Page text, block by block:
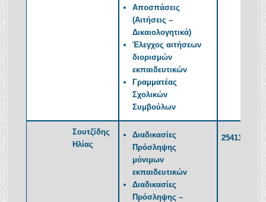
Αποσπάσεις
(Αιτήσεις –
Δικαιολογητικά)
Έλεγχος αιτήσεων
διορισμών
εκπαιδευτικών
Γραμματέας
Σχολικών
Συμβούλων
Σουτζίδης
Ηλίας
Διαδικασίες
Πρόσληψης
μόνιμων
εκπαιδευτικών
Διαδικασίες
Πρόσληψης –
2541350384